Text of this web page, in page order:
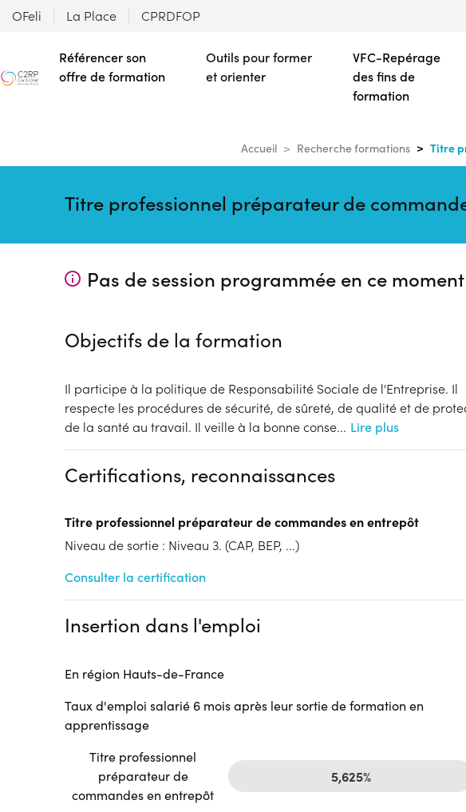
OFeli La Place CPRDFOP
Référencer son
offre de formation
Outils pour former
et orienter
VFC-Repérage
des fins de
formation
Accueil Recherche formations Titre
Titre professionnel préparateur de
Pas de session programmée en ce moment
Objectifs de la formation
Il participe à la politique de Responsabilité Sociale de l'Entreprise. Il
respecte les procédures de sécurité, de sûreté, de qualité et de
de la santé au travail. Il veille à la bonne conse... Lire plus
Certifications, reconnaissances
Titre professionnel préparateur de commandes en entrepôt
Niveau de sortie : Niveau 3. (CAP, BEP, ...)
Consulter la certification
Insertion dans l'emploi
En région Hauts-de-France
Taux d'emploi salarié 6 mois après leur sortie de formation en
apprentissage
Titre professionnel
préparateur de
commandes en entrepôt
5,625%